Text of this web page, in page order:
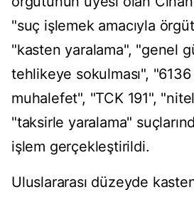
"suç işlemek amacıyla
"kasten yaralama", "genel
tehlikeye sokulması", "6136
muhalefet", "TCK 191",
"taksirle yaralama"
işlem gerçekleştirildi.
Uluslararası düzeyde